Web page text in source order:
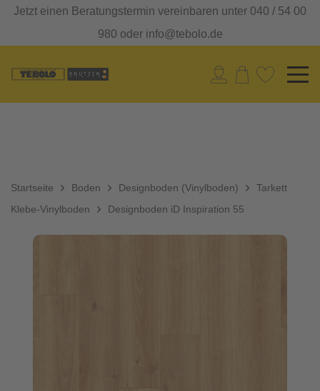
Jetzt einen Beratungstermin vereinbaren unter 040 / 54 00
980 oder info@tebolo.de
Startseite Boden
Designboden (Vinylboden)
Klebe-Vinylboden
Tarkett
Designboden iD Inspiration 55